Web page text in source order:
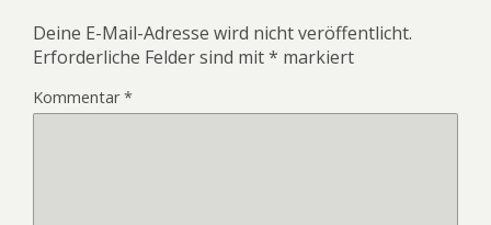
Deine E-Mail-Adresse wird nicht veröffentlicht.
Erforderliche Felder sind mit* markiert
Kommentar*